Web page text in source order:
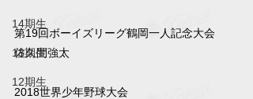
14期生
13期生
12期生
第19回ボーイズリーグ鶴岡一人記念大会
佐久間強太
2018世界少年野球大会